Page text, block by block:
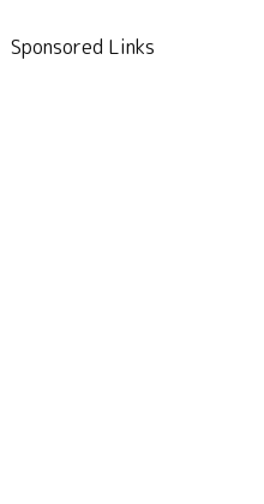
Sponsored Links